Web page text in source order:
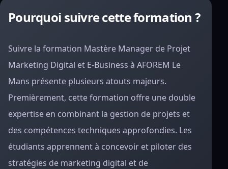
Pourquoi suivre cette formation ?
Suivre la formation Mastère Manager de Projet
Marketing Digital et E-Business à AFOREM Le
Mans présente plusieurs atouts majeurs.
Premièrement, cette formation offre une double
expertise en combinant la gestion de projets et
des compétences techniques approfondies. Les
étudiants apprennent à concevoir et piloter des
stratégies de marketing digital et de